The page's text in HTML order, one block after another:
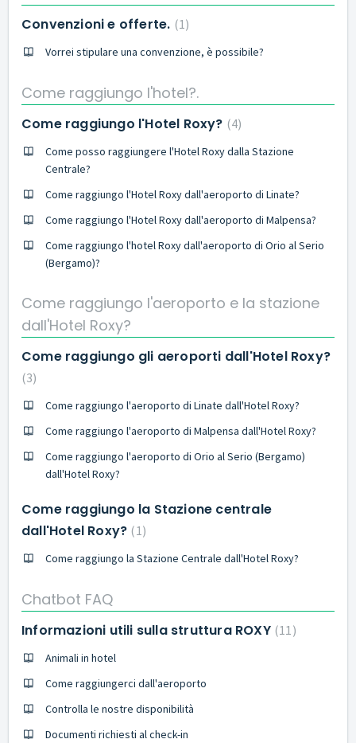
Convenzioni e offerte. 1
Vorrei stipulare una convenzione, è possibile?
Come raggiungo l'hotel?.
Come raggiungo l'Hotel Roxy? 4
Come posso raggiungere l'Hotel Roxy dalla Stazione
Centrale?
Come raggiungo l'Hotel Roxy dall'aeroporto di Linate?
Come raggiungo l'Hotel Roxy dall'aeroporto di Malpensa?
Come raggiungo l'hotel Roxy dall'aeroporto di Orio al Serio
(Bergamo)?
Come raggiungo l'aeroporto e la stazione
dall'Hotel Roxy?
Come raggiungo gli aeroporti dall'Hotel Roxy?
3
Come raggiungo l'aeroporto di Linate dall'Hotel Roxy?
Come raggiungo l'aeroporto di Malpensa dall'Hotel Roxy?
Come raggiungo l'aeroporto di Orio al Serio (Bergamo)
dall'Hotel Roxy?
Come raggiungo la Stazione centrale
dall'Hotel Roxy? 1
Come raggiungo la Stazione Centrale dall'Hotel Roxy?
Chatbot FAQ
Informazioni utili sulla struttura ROXY 11
Animali in hotel
Come raggiungerci dall'aeroporto
Controlla le nostre disponibilità
Documenti richiesti al check-in